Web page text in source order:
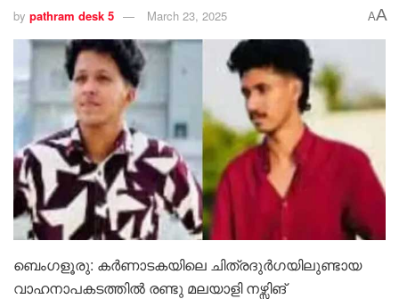
by pathram desk 5 March 23, 2025 AA
ബെംഗളൂരു: കർണാടകയിലെ ചിത്രദുർഗയിലുണ്ടായ
വാഹനാപകടത്തിൽ‌ രണ്ടു മലയാളി നഴ്സിങ്